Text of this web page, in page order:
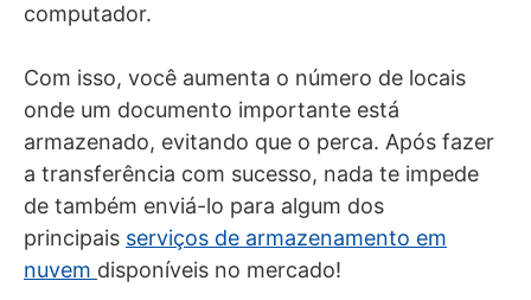
computador.
Com isso, você aumenta o número de locais
onde um documento importante está
armazenado, evitando que o perca. Após fazer
a transferência com sucesso, nada te impede
de também enviá-lo para algum dos
principais serviços de armazenamento em
nuvem disponíveis no mercado!